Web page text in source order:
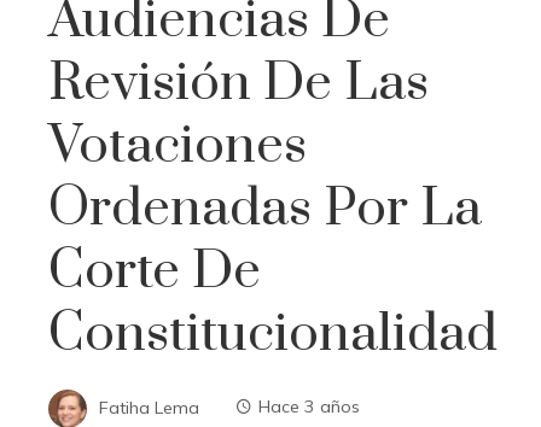
Audiencias De
Revisión De Las
Votaciones
Ordenadas Por La
Corte De
Constitucionalidad
Fatiha Lema Hace 3 años